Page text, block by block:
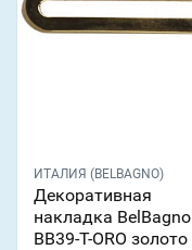
ИТАЛИЯ (BELBAGNO)
Декоративная
накладка BelBagno
BB39-T-ORO золото